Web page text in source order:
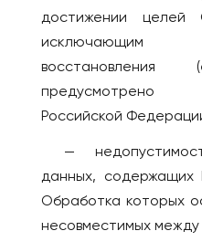
достижении целей
исключающим
предусмотрено
Российской
—
данных, содержащих
Обработка которых
несовместимых между